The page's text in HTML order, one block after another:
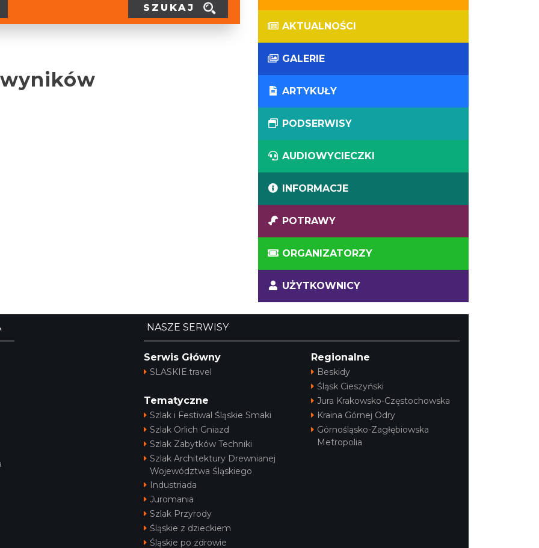
SZUKAJ
AKTUALNOŚCI
GALERIE
ARTYKUŁY
PODSERWISY
AUDIOWYCIECZKI
INFORMACJE
POTRAWY
ORGANIZATORZY
UŻYTKOWNICY
NASZE SERWISY
Serwis Główny
SLASKIE.travel
Tematyczne
Szlak i Festiwal Śląskie Smaki
Szlak Orlich Gniazd
Szlak Zabytków Techniki
Szlak Architektury Drewnianej
Województwa Śląskiego
Industriada
Juromania
Szlak Przyrody
Śląskie z dzieckiem
Śląskie po zdrowie
Regionalne
Beskidy
Śląsk Cieszyński
Jura Krakowsko-Częstochowska
Kraina Górnej Odry
Górnośląsko-Zagłębiowska
Metropolia